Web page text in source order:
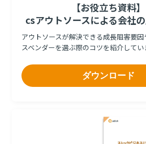
【お役立ち資料】
csアウトソースによる会社
アウトソースが解決できる成長阻害要
スベンダーを選ぶ際のコツを紹介してい
ダウンロード